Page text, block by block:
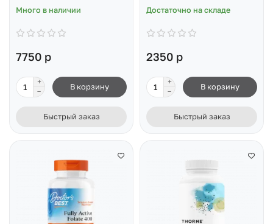
Много в наличии
7750 р
В корзину
Быстрый заказ
Достаточно на складе
2350 р
В корзину
Быстрый заказ